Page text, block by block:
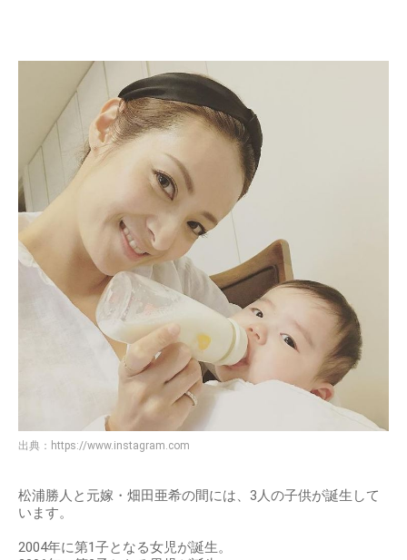
出典： https://www.instagram.com
松浦勝人と元嫁・畑田亜希の間には、3人の子供が誕生して
います。
2004年に第1子となる女児が誕生。